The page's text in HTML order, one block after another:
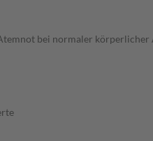
bei normaler körperlicher